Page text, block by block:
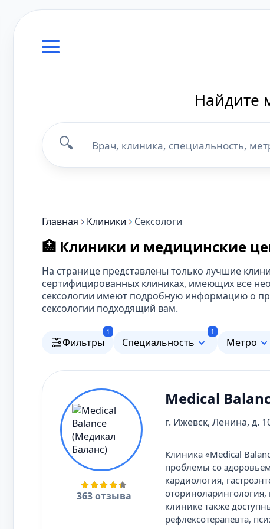
Найдите
🔍
Главная Клиники Сексологи
🏥 Клиники и медицинские
На странице представлены только лучшие
сертифицированных клиниках, имеющих все
сексологии имеют подробную информацию о
сексологии подходящий вам.
Фильтры
1
Специальность
1
Метро
363 отзыва
Medical
г. Ижевск, Ленина, д.
Клиника «Medical
проблемы со
кардиология,
оториноларингология,
клинике также
рефлексотерапевта,